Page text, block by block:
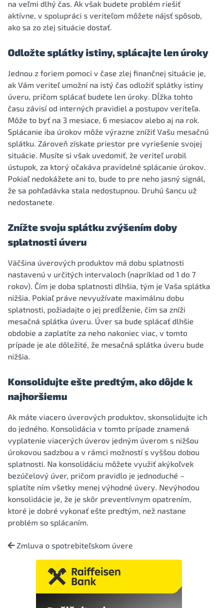
na veľmi dlhý čas. Ak však budete problém riešiť
aktívne, v spolupráci s veriteľom môžete nájsť spôsob,
ako sa zo zlej situácie dostať.
Odložte splátky istiny, splácajte len úroky
Jednou z foriem pomoci v čase zlej finančnej situácie je,
ak Vám veriteľ umožní na istý čas odložiť splátky istiny
úveru, pričom splácať budete len úroky. Dĺžka tohto
času závisí od interných pravidiel a postupov veriteľa.
Môže to byť na 3 mesiace, 6 mesiacov alebo aj na rok.
Splácanie iba úrokov môže výrazne znížiť Vašu mesačnú
splátku. Zároveň získate priestor pre vyriešenie svojej
situácie. Musíte si však uvedomiť, že veriteľ urobil
ústupok, za ktorý očakáva pravidelné splácanie úrokov.
Pokiaľ nedokážete ani to, bude to pre neho jasný signál,
že sa pohľadávka stala nedostupnou. Druhú šancu už
nedostanete.
Znížte svoju splátku zvýšením doby
splatnosti úveru
Väčšina úverových produktov má dobu splatnosti
nastavenú v určitých intervaloch (napríklad od 1 do 7
rokov). Čím je doba splatnosti dlhšia, tým je Vaša splátka
nižšia. Pokiaľ práve nevyužívate maximálnu dobu
splatnosti, požiadajte o jej predĺženie, čím sa zníži
mesačná splátka úveru. Úver sa bude splácať dlhšie
obdobie a zaplatíte za neho nakoniec viac, v tomto
prípade je ale dôležité, že mesačná splátka úveru bude
nižšia.
Konsolidujte ešte predtým, ako dôjde k
najhoršiemu
Ak máte viacero úverových produktov, skonsolidujte ich
do jedného. Konsolidácia v tomto prípade znamená
vyplatenie viacerých úverov jedným úverom s nižšou
úrokovou sadzbou a v rámci možností s vyššou dobou
splatnosti. Na konsolidáciu môžete využiť akýkoľvek
bezúčelový úver, pričom pravidlo je jednoduché –
splatíte ním všetky menej výhodné úvery. Nevýhodou
konsolidácie je, že je skôr preventívnym opatrením,
ktoré je dobré vykonať ešte predtým, než nastane
problém so splácaním.
Zmluva o spotrebiteľskom úvere